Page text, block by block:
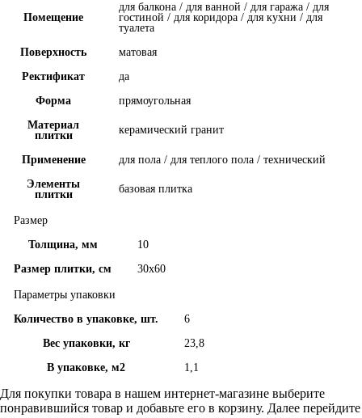
Помещение
для балкона / для ванной / для гаража / для
гостиной / для коридора / для кухни / для
туалета
Поверхность
матовая
Ректификат
да
Форма
прямоугольная
Материал
плитки
керамический гранит
Применение
для пола / для теплого пола / технический
Элементы
плитки
базовая плитка
Размер
Толщина, мм
10
Размер плитки, см
30x60
Параметры упаковки
Количество в упаковке, шт.
6
Вес упаковки, кг
23,8
В упаковке, м2
1,1
Для покупки товара в нашем интернет-магазине выберите
понравившийся товар и добавьте его в корзину. Далее перейдите